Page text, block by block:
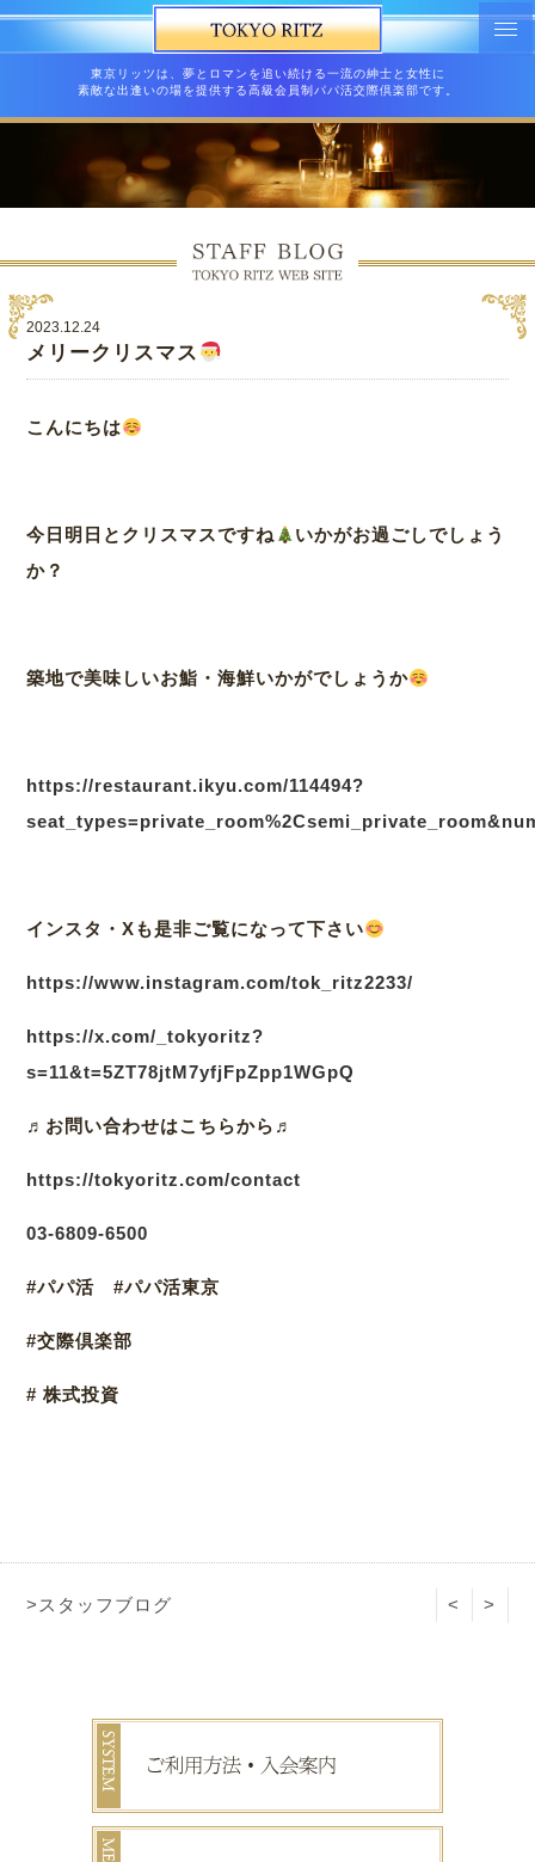
東京リッツは、夢とロマンを追い続ける一流の紳士と女性に
素敵な出逢いの場を提供する高級会員制パパ活交際倶楽部です。
2023.12.24
メリークリスマス
こんにちは
今日明日とクリスマスですね
いかがお過ごしでしょう
か？
築地で美味しいお鮨・海鮮いかがでしょうか
https://restaurant.ikyu.com/114494?
インスタ・Xも是非ご覧になって下さい
https://www.instagram.com/tok_ritz2233/
https://x.com/_tokyoritz?
s=11&t=5ZT78jtM7yfjFpZpp1WGpQ
♬ お問い合わせはこちらから♬
https://tokyoritz.com/contact
03-6809-6500
#パパ活 #パパ活東京
#交際倶楽部
# 株式投資
>スタッフブログ < >